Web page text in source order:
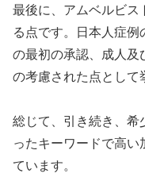
最後に、アムベルビス
る点です。日本人症
の最初の承認、成人及
の考慮された点として
総じて、引き続き、希
ったキーワードで高い
ています。